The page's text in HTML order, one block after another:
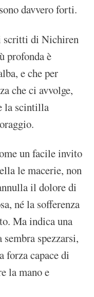
davvero forti.
scritti di Nichiren
profonda è
e che per
che ci avvolge,
la scintilla
un facile invito
le macerie, non
il dolore di
né la sofferenza
Ma indica una
spezzarsi,
forza capace di
la mano e